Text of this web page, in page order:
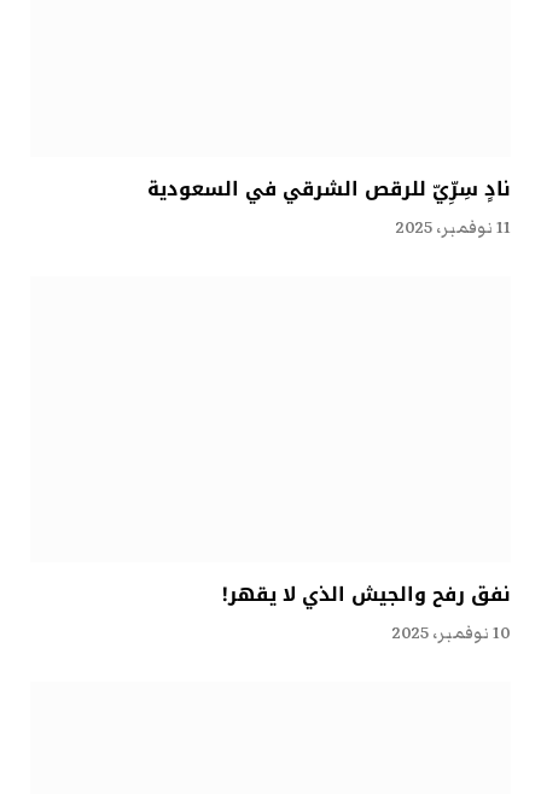
نادٍ سِرِّيّ للرقص الشرقي في السعودية
11 نوفمبر، 2025
نفق رفح والجيش الذي لا يقهر!
10 نوفمبر، 2025